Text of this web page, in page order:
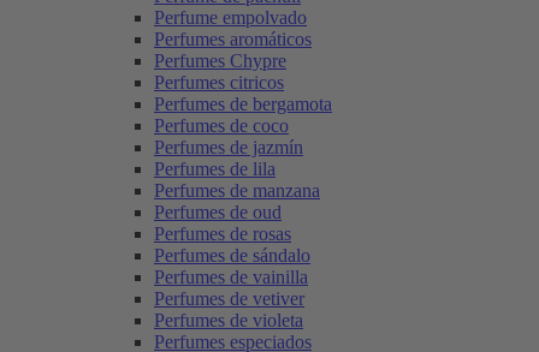
Perfume empolvado
Perfumes aromáticos
Perfumes Chypre
Perfumes citricos
Perfumes de bergamota
Perfumes de coco
Perfumes de jazmín
Perfumes de lila
Perfumes de manzana
Perfumes de oud
Perfumes de rosas
Perfumes de sándalo
Perfumes de vainilla
Perfumes de vetiver
Perfumes de violeta
Perfumes especiados